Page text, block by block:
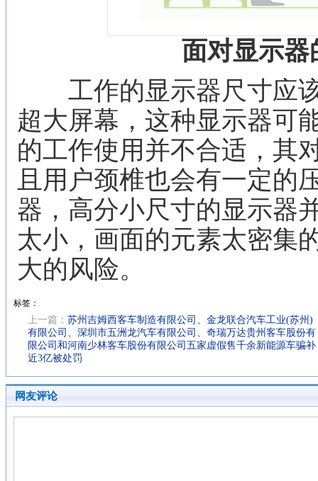
面对显示
工作的显示器尺寸应该
超大屏幕，这种显示器可
的工作使用并不合适，其
且用户颈椎也会有一定的
器，高分小尺寸的显示器
太小，画面的元素太密集
大的风险。
标签：
上一篇： 苏州吉姆西客车制造有限公司、金龙联合汽车工业(苏州)
有限公司、深圳市五洲龙汽车有限公司、奇瑞万达贵州客车股份有
限公司和河南少林客车股份有限公司五家虚假售千余新能源车骗补
近3亿被处罚
网友评论